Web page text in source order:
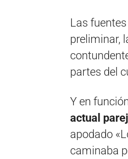
Las
preliminar,
partes del
Y en
actual
apodado
caminaba